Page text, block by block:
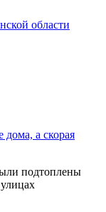
области
а скорая
подтоплены